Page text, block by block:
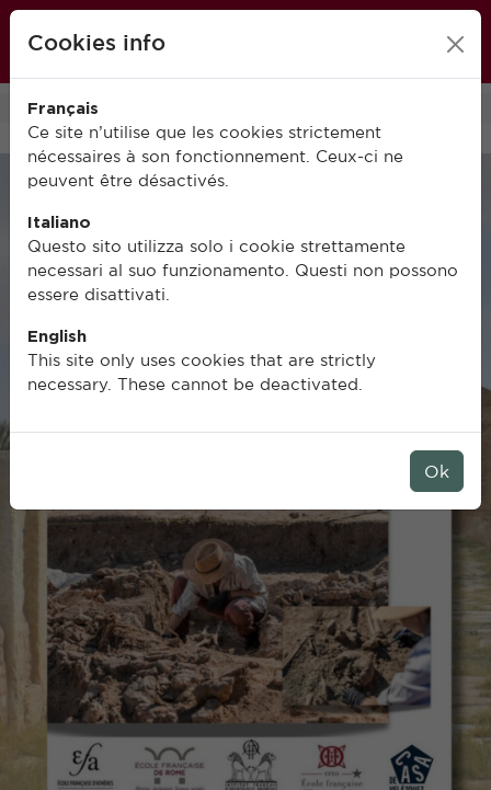
Cookies info
Français
Ce site n’utilise que les cookies strictement
nécessaires à son fonctionnement. Ceux-ci ne
peuvent être désactivés.
Italiano
Questo sito utilizza solo i cookie strettamente
necessari al suo funzionamento. Questi non possono
essere disattivati.
English
This site only uses cookies that are strictly
necessary. These cannot be deactivated.
Ok